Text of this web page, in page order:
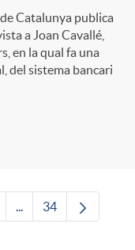
Catalunya publica
a Joan Cavallé,
en la qual fa una
del sistema bancari
TAB per
...Pàgines intermèdies
Pàgina
34